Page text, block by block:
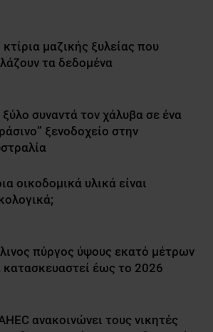
κτίρια μαζικής ξυλείας που
τα δεδομένα
ξύλο συναντά τον χάλυβα σε ένα
ξενοδοχείο στην
οικοδομικά υλικά είναι
πύργος ύψους εκατό μέτρων
κατασκευαστεί έως το 2026
ανακοινώνει τους νικητές